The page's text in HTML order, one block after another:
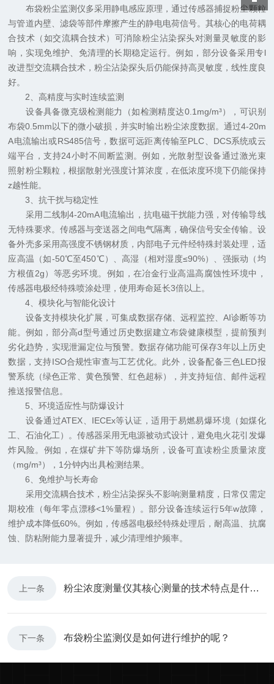
布袋粉尘监测仪多采用静电感应原理，通过传感器捕捉粉尘颗粒
与管道内壁、滤袋等部件摩擦产生的静电电荷信号。其核心的电荷耦
合技术（如交流耦合技术）可消除粉尘沾染探头对测量灵敏度的影
响，实现免维护、免清理的长期稳定运行。例如，部分设备采用专l
改进型交流耦合技术，粉尘沾染探头后仍能保持高灵敏度，线性度良
好。
2、高精度与实时连续监测
设备具备微克级检测能力（如检测精度达0.1mg/m³），可识别
布袋0.5mm以下的微小破损，并实时输出粉尘浓度数据。通过4-20m
A电流输出或RS485信号，数据可远距离传输至PLC、DCS系统或云
端平台，支持24小时不间断监测。例如，光散射型设备通过激光束
照射粉尘颗粒，根据散射光强度计算浓度，在低浓度环境下仍能保持
z越性能。
3、抗干扰与稳定性
采用二线制4-20mA电流输出，抗电磁干扰能力强，对传输导线
无特殊要求。传感器与变送器之间电气隔离，确保信号安全传输。设
备外壳多采用高强度不锈钢材质，内部电子元件经特殊封装处理，适
应高温（如-50℃至450℃）、高湿（相对湿度≤90%）、强振动（均
方根值2g）等恶劣环境。例如，在冶金行业高温高腐蚀性环境中，
传感器电极经特殊喷涂处理，使用寿命延长3倍以上。
4、模块化与智能化设计
设备支持模块化扩展，可集成数据存储、远程监控、AI诊断等功
能。例如，部分高d型号通过历史数据建立布袋健康模型，提前预判
劣化趋势，实现泄漏定位与预警。数据存储功能可保存3年以上历史
数据，支持ISO合规性审查与工艺优化。此外，设备配备三色LED报
警系统（绿色正常、黄色预警、红色超标），并支持短信、邮件远程
推送报警信息。
5、环境适应性与防爆设计
设备通过ATEX、IECEx等认证，适用于易燃易爆环境（如煤化
工、石油化工）。传感器采用无电源被动式设计，避免电火花引发爆
炸风险。例如，在煤矿井下等防爆场所，设备可直读粉尘质量浓度
（mg/m³），1分钟内出具检测结果。
6、免维护与长寿命
采用交流耦合技术，粉尘沾染探头不影响测量精度，日常仅需定
期校准（每年零点漂移<1%量程）。部分设备连续运行5年w故障，
维护成本降低60%。例如，传感器电极经特殊处理后，耐高温、抗腐
蚀、防粘附能力显著提升，减少清理维护频率。
上一条 粉尘浓度测量仪其核心测量的技术特点是什么？
下一条 布袋粉尘监测仪是如何进行维护的呢？